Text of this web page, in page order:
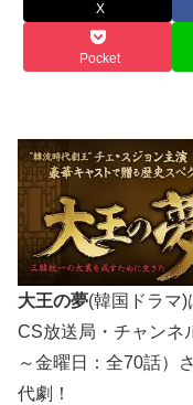
X
Pocket
大王の夢(韓国ドラマ
CS放送局・チャンネ
～金曜日：全70話）
代劇！